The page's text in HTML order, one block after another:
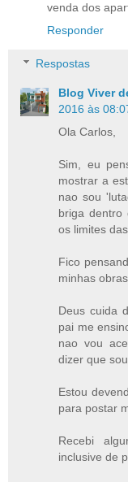
venda dos
Responder
Respostas
Blog Viver
2016 às
Ola Carlos,
Sim, eu
mostrar a
nao sou
briga dentro
os limites
Fico
minhas
Deus cuida
pai me
nao vou
dizer que
Estou
para postar
Recebi
inclusive de